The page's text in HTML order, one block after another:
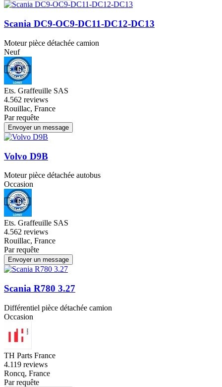
Scania DC9-OC9-DC11-DC12-DC13
Moteur pièce détachée camion
Neuf
Ets. Graffeuille SAS
4.562 reviews
Rouillac, France
Par requête
Envoyer un message
Volvo D9B
Moteur pièce détachée autobus
Occasion
Ets. Graffeuille SAS
4.562 reviews
Rouillac, France
Par requête
Envoyer un message
Scania R780 3.27
Différentiel pièce détachée camion
Occasion
TH Parts France
4.119 reviews
Roncq, France
Par requête